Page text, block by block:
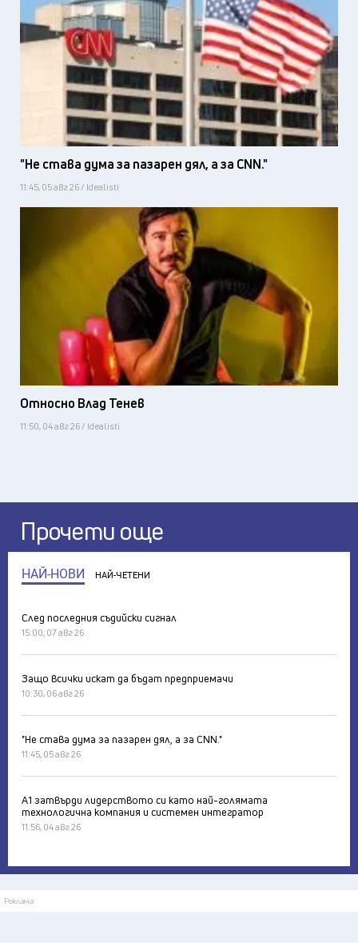
"Не става дума за пазарен дял, а за CNN."
11:45, 05 авг 26 / Idealisti
Относно Влад Тенев
11:50, 04 авг 26 / Idealisti
Прочети още
НАЙ-НОВИ НАЙ-ЧЕТЕНИ
След последния съдийски сигнал
15:00, 07 авг 26
Защо всички искат да бъдат предприемачи
10:30, 06 авг 26
"Не става дума за пазарен дял, а за CNN."
11:45, 05 авг 26
А1 затвърди лидерството си като най-голямата
технологична компания и системен интегратор
11:56, 04 авг 26
Реклама